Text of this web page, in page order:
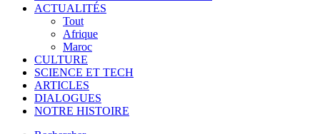
ACTUALITÉS
Tout
Afrique
Maroc
CULTURE
SCIENCE ET TECH
ARTICLES
DIALOGUES
NOTRE HISTOIRE